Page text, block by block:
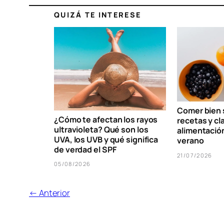
QUIZÁ TE INTERESE
¿Cómo te afectan los rayos
ultravioleta? Qué son los
UVA, los UVB y qué significa
de verdad el SPF
05/08/2026
Comer bien
recetas y
verano
21/07/2026
← Anterior